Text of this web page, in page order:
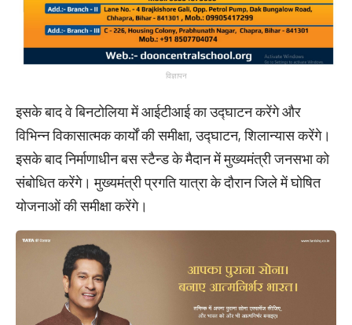
विज्ञापन
इसके बाद वे बिनटोलिया में आईटीआई का उद्घाटन करेंगे और
विभिन्न विकासात्मक कार्यों की समीक्षा, उद्घाटन, शिलान्यास करेंगे।
इसके बाद निर्माणाधीन बस स्टैन्ड के मैदान में मुख्यमंत्री जनसभा को
संबोधित करेंगे। मुख्यमंत्री प्रगति यात्रा के दौरान जिले में घोषित
योजनाओं की समीक्षा करेंगे।